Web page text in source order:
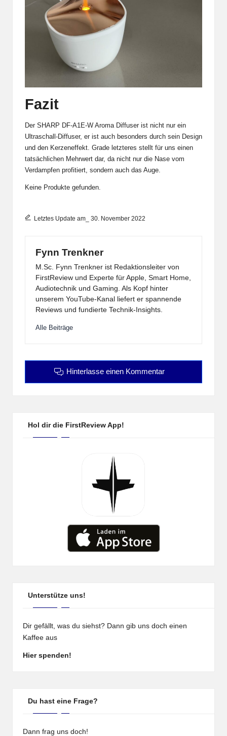
Fazit
Der SHARP DF-A1E-W Aroma Diffuser ist nicht nur ein
Ultraschall-Diffuser, er ist auch besonders durch sein Design
und den Kerzeneffekt. Grade letzteres stellt für uns einen
tatsächlichen Mehrwert dar, da nicht nur die Nase vom
Verdampfen profitiert, sondern auch das Auge.
Keine Produkte gefunden.
Letztes Update am_ 30. November 2022
Fynn Trenkner
M.Sc. Fynn Trenkner ist Redaktionsleiter von
FirstReview und Experte für Apple, Smart Home,
Audiotechnik und Gaming. Als Kopf hinter
unserem YouTube-Kanal liefert er spannende
Reviews und fundierte Technik-Insights.
Alle Beiträge
Hinterlasse einen Kommentar
Hol dir die FirstReview App!
Unterstütze uns!
Dir gefällt, was du siehst? Dann gib uns doch einen
Kaffee aus
Hier spenden!
Du hast eine Frage?
Dann frag uns doch!